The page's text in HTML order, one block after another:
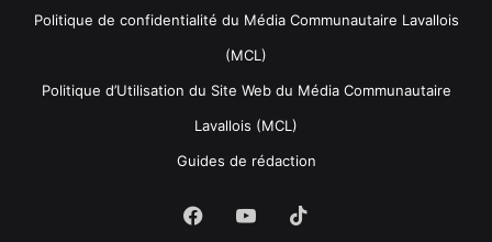
Politique de confidentialité du Média Communautaire Lavallois
(MCL)
Politique d’Utilisation du Site Web du Média Communautaire
Lavallois (MCL)
Guides de rédaction
Facebook
YouTube